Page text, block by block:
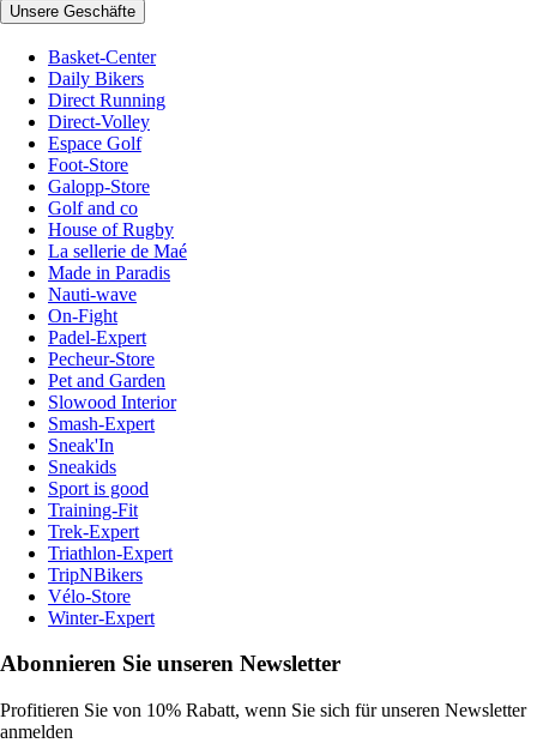
Unsere Geschäfte
Basket-Center
Daily Bikers
Direct Running
Direct-Volley
Espace Golf
Foot-Store
Galopp-Store
Golf and co
House of Rugby
La sellerie de Maé
Made in Paradis
Nauti-wave
On-Fight
Padel-Expert
Pecheur-Store
Pet and Garden
Slowood Interior
Smash-Expert
Sneak'In
Sneakids
Sport is good
Training-Fit
Trek-Expert
Triathlon-Expert
TripNBikers
Vélo-Store
Winter-Expert
Abonnieren Sie unseren Newsletter
Profitieren Sie von 10% Rabatt, wenn Sie sich für unseren Newsletter
anmelden